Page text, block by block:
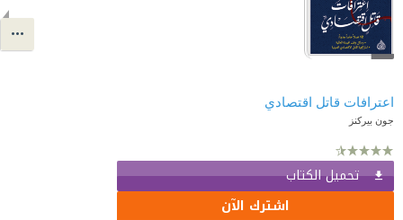
اعترافات قاتل اقتصادي
جون بيركنز
تحميل الكتاب
اشترك الآن